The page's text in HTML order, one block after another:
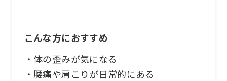
こんな方におすすめ
・体の歪みが気になる
・腰痛や肩こりが日常的にある